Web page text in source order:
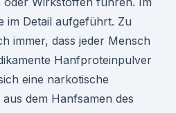
im Detail aufgeführt. Zu
immer, dass jeder Mensch
Hanfproteinpulver
eine narkotische
dem Hanfsamen des